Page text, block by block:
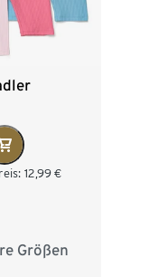
12,99 €
Größen
104